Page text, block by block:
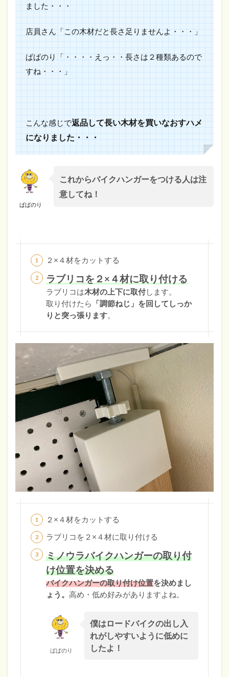
ました・・・
店員さん「この木材だと長さ足りませんよ・・・」
ぱぱのり「・・・・えっ・・長さは２種類あるので
すね・・・」
こんな感じで返品して長い木材を買いなおすハメ
になりました・・・
ぱぱのり
これからバイクハンガーをつける人は注
意してね！
２×４材をカットする
ラブリコを２×４材に取り付ける
ラブリコは木材の上下に取付します。
取り付けたら 「調節ねじ」を回してしっか
りと突っ張ります。
２×４材をカットする
ラブリコを２×４材に取り付ける
ミノウラバイクハンガーの取り付
け位置を決める
バイクハンガーの取り付け位置を決めまし
ょう。 高め・低め好みがありますよね。
ぱぱのり
僕はロードバイクの出し入
れがしやすいように低めに
したよ！